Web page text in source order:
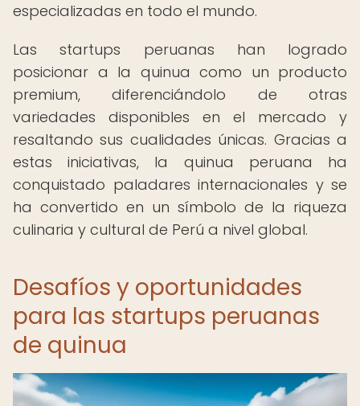
especializadas en todo el mundo.
Las startups peruanas han logrado
posicionar a la quinua como un producto
premium, diferenciándolo de otras
variedades disponibles en el mercado y
resaltando sus cualidades únicas. Gracias a
estas iniciativas, la quinua peruana ha
conquistado paladares internacionales y se
ha convertido en un símbolo de la riqueza
culinaria y cultural de Perú a nivel global.
Desafíos y oportunidades
para las startups peruanas
de quinua